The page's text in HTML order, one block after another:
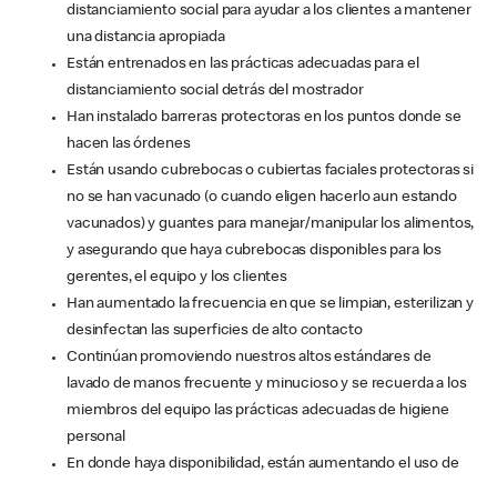
distanciamiento social para ayudar a los clientes a mantener
una distancia apropiada
Están entrenados en las prácticas adecuadas para el
distanciamiento social detrás del mostrador
Han instalado barreras protectoras en los puntos donde se
hacen las órdenes
Están usando cubrebocas o cubiertas faciales protectoras si
no se han vacunado (o cuando eligen hacerlo aun estando
vacunados) y guantes para manejar/manipular los alimentos,
y asegurando que haya cubrebocas disponibles para los
gerentes, el equipo y los clientes
Han aumentado la frecuencia en que se limpian, esterilizan y
desinfectan las superficies de alto contacto
Continúan promoviendo nuestros altos estándares de
lavado de manos frecuente y minucioso y se recuerda a los
miembros del equipo las prácticas adecuadas de higiene
personal
En donde haya disponibilidad, están aumentando el uso de